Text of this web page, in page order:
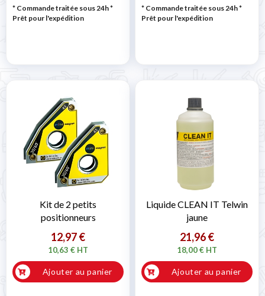
* Commande traitée sous 24h*
Prêt pour l'expédition
* Commande traitée sous 24h*
Prêt pour l'expédition
Kit de 2 petits
positionneurs
12,97 €
10,63 € HT
Ajouter au panier
Liquide CLEAN IT Telwin
jaune
21,96 €
18,00 € HT
Ajouter au panier